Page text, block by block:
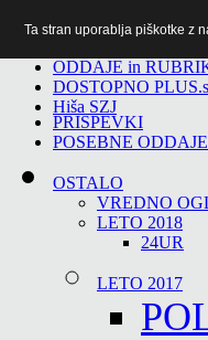
ODDAJE in
DOSTOPNO
Hiša SZJ
PRISPEVKI
POSEBNE ODDAJE
OSTALO
VREDNO
LETO 2018
24UR
LETO 2017
Ta stran uporablja piškotke z